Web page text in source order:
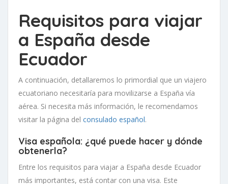
Requisitos para viajar
a España desde
Ecuador
A continuación, detallaremos lo primordial que un viajero
ecuatoriano necesitaría para movilizarse a España vía
aérea. Si necesita más información, le recomendamos
visitar la página del consulado español.
Visa española: ¿qué puede hacer y dónde
obtenerla?
Entre los requisitos para viajar a España desde Ecuador
más importantes, está contar con una visa. Este